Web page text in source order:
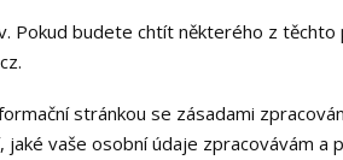
Pokud budete chtít některého z
stránkou se zásadami
vaše osobní údaje zpracovávám a